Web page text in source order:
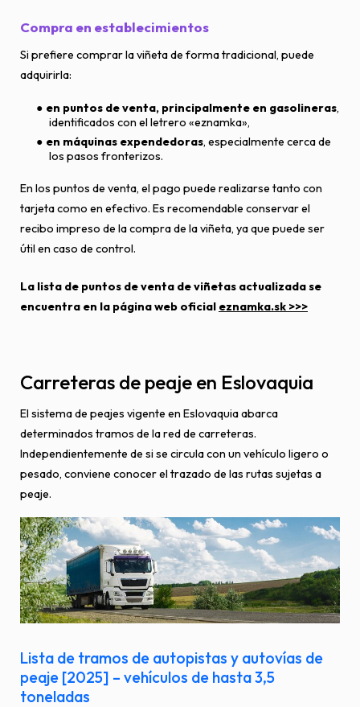
Compra en establecimientos
Si prefiere comprar la viñeta de forma tradicional, puede
adquirirla:
en puntos de venta, principalmente en gasolineras,
identificados con el letrero «eznamka»,
en máquinas expendedoras, especialmente cerca de
los pasos fronterizos.
En los puntos de venta, el pago puede realizarse tanto con
tarjeta como en efectivo. Es recomendable conservar el
recibo impreso de la compra de la viñeta, ya que puede ser
útil en caso de control.
La lista de puntos de venta de viñetas actualizada se
encuentra en la página web oficial eznamka.sk >>>
Carreteras de peaje en Eslovaquia
El sistema de peajes vigente en Eslovaquia abarca
determinados tramos de la red de carreteras.
Independientemente de si se circula con un vehículo ligero o
pesado, conviene conocer el trazado de las rutas sujetas a
peaje.
Lista de tramos de autopistas y autovías de
peaje [2025] – vehículos de hasta 3,5
toneladas